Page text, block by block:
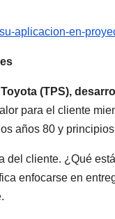
aplicacion-en-
(TPS),
para el cliente
años 80 y
del cliente. ¿Qué
enfocarse en